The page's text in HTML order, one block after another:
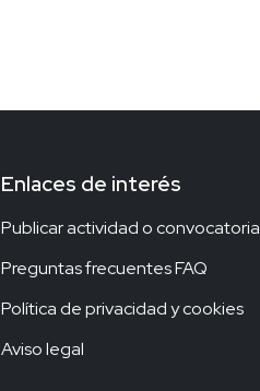
Enlaces de interés
Publicar actividad o convocatoria
Preguntas frecuentes FAQ
Política de privacidad y cookies
Aviso legal